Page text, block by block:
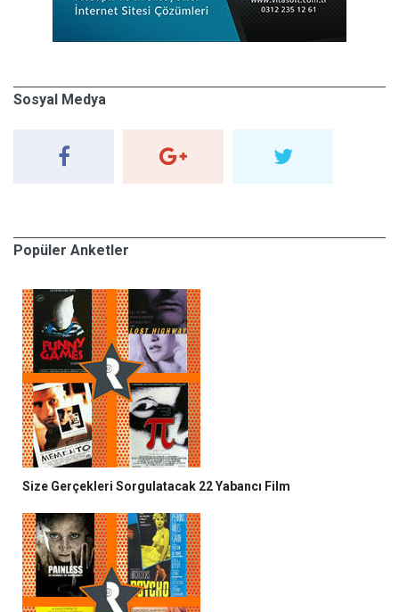
Sosyal Medya
Popüler Anketler
Size Gerçekleri Sorgulatacak 22 Yabancı Film